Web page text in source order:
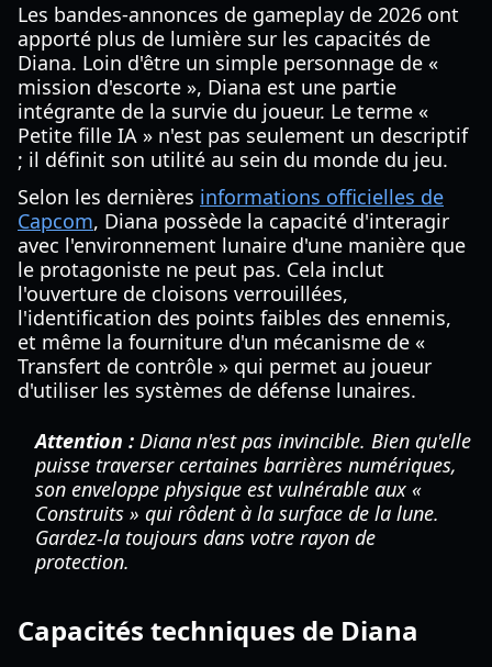
Les bandes-annonces de gameplay de 2026 ont
apporté plus de lumière sur les capacités de
Diana. Loin d'être un simple personnage de «
mission d'escorte », Diana est une partie
intégrante de la survie du joueur. Le terme «
Petite fille IA » n'est pas seulement un descriptif
; il définit son utilité au sein du monde du jeu.
Selon les dernières informations officielles de
Capcom, Diana possède la capacité d'interagir
avec l'environnement lunaire d'une manière que
le protagoniste ne peut pas. Cela inclut
l'ouverture de cloisons verrouillées,
l'identification des points faibles des ennemis,
et même la fourniture d'un mécanisme de «
Transfert de contrôle » qui permet au joueur
d'utiliser les systèmes de défense lunaires.
Attention : Diana n'est pas invincible. Bien qu'elle
puisse traverser certaines barrières numériques,
son enveloppe physique est vulnérable aux «
Construits » qui rôdent à la surface de la lune.
Gardez-la toujours dans votre rayon de
protection.
Capacités techniques de Diana